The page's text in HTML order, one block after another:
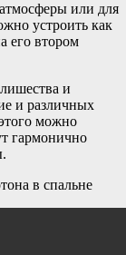
или для
устроить как
его втором
и
и различных
можно
гармонично
в спальне